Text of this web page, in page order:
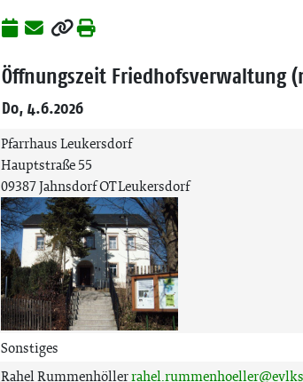
Öffnungszeit Friedhofsverwaltung
Do, 4.6.2026
Pfarrhaus Leukersdorf
Hauptstraße 55
09387 Jahnsdorf OT Leukersdorf
Sonstiges
Rahel Rummenhöller